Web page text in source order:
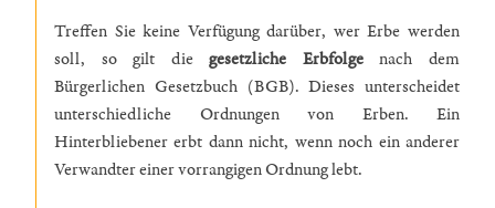
Treffen Sie keine Verfügung darüber, wer Erbe werden
soll, so gilt diegesetzliche Erbfolgenach dem
Bürgerlichen Gesetzbuch (BGB). Dieses unterscheidet
unterschiedliche Ordnungen von Erben. Ein
Hinterbliebener erbt dann nicht, wenn noch ein anderer
Verwandter einer vorrangigen Ordnung lebt.